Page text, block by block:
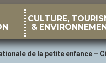
CULTURE,
&
de la petite enfance –